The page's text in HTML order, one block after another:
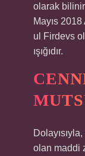
olarak
Mayıs
ul Firdevs
ışığıdır.
olan maddi